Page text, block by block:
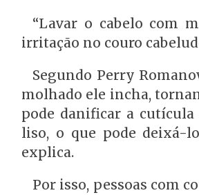
“Lavar o cabelo com
irritação no couro
Segundo Perry
molhado ele incha,
pode danificar a cutícula
liso, o que pode deixá-
explica.
Por isso, pessoas com